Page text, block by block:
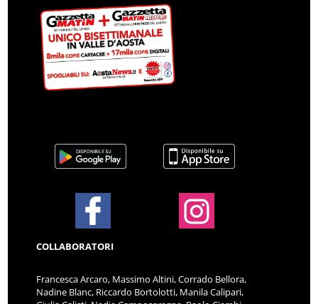
COLLABORATORI
Francesca Arcaro, Massimo Altini, Corrado Bellora,
Nadine Blanc, Riccardo Bortolotti, Manila Calipari,